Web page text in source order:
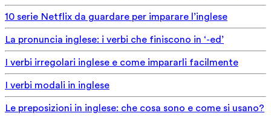
10 serie Netflix da guardare per imparare l’inglese
La pronuncia inglese: i verbi che finiscono in ‘-ed’
I verbi irregolari inglese e come impararli facilmente
I verbi modali in inglese
Le preposizioni in inglese: che cosa sono e come si usano?